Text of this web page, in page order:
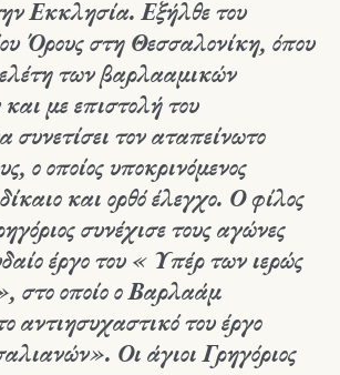
Εκκλησία. Εξήλθε του
Όρους στη Θεσσαλονίκη, όπου
των βαρλααμικών
με επιστολή του
συνετίσει τον αταπείνωτο
ο οποίος υποκρινόμενος
και ορθό έλεγχο. Ο φίλος
συνέχισε τους αγώνες
έργο του « Υπέρ των ιερώς
στο οποίο ο Βαρλαάμ
αντιησυχαστικό του έργο
Οι άγιοι Γρηγόριος